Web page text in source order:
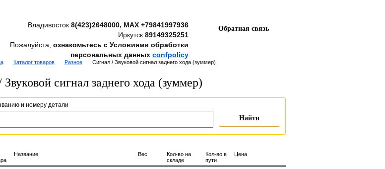
Обратная связь
Владивосток 8(423)2648000, MAX +79841997936
Иркутск 89149325251
Пожалуйста, ознакомьтесь с Условиями обработки
персональных данных confpolicy
Каталог товаров Разное Сигнал / Звуковой сигнал заднего хода (зуммер)
сигнал заднего хода (зуммер)
и номеру детали
Название Вес
Кол-во на
складе
Кол-во в
пути
Цена